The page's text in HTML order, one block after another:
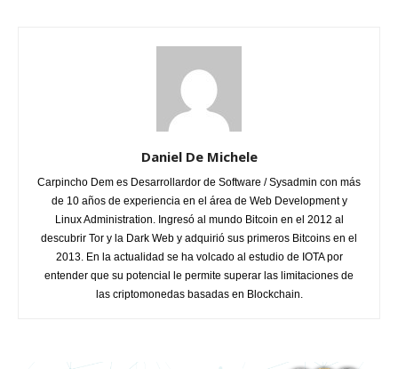
Daniel De Michele
Carpincho Dem es Desarrollardor de Software / Sysadmin con más
de 10 años de experiencia en el área de Web Development y
Linux Administration. Ingresó al mundo Bitcoin en el 2012 al
descubrir Tor y la Dark Web y adquirió sus primeros Bitcoins en el
2013. En la actualidad se ha volcado al estudio de IOTA por
entender que su potencial le permite superar las limitaciones de
las criptomonedas basadas en Blockchain.